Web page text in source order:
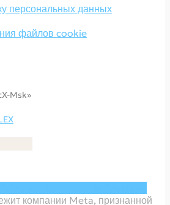
персональных данных
файлов cookie
Msk»
компании Meta, признанной